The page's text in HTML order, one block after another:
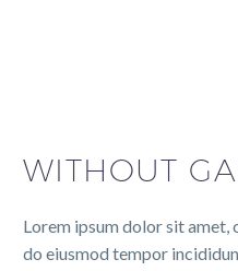
WITHOUT
Lorem ipsum dolor sit amet,
do eiusmod tempor